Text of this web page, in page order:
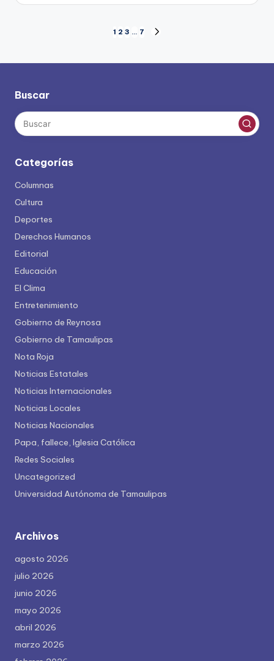
Paginación
de
1 2 3 … 7
Buscar
Categorías
Columnas
Cultura
Deportes
Derechos Humanos
Editorial
Educación
El Clima
Entretenimiento
Gobierno de Reynosa
Gobierno de Tamaulipas
Nota Roja
Noticias Estatales
Noticias Internacionales
Noticias Locales
Noticias Nacionales
Papa, fallece, Iglesia Católica
Redes Sociales
Uncategorized
Universidad Autónoma de Tamaulipas
Archivos
agosto 2026
julio 2026
junio 2026
mayo 2026
abril 2026
marzo 2026